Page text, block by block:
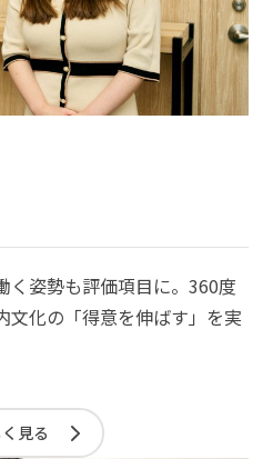
く姿勢も評価項目に。360度
文化の「得意を伸ばす」を実
見る